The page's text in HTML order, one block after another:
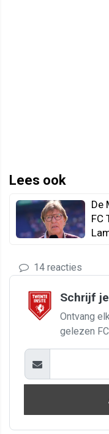
Lees ook
De
FC
14 reacties
Schrijf
Ontvang
gelezen